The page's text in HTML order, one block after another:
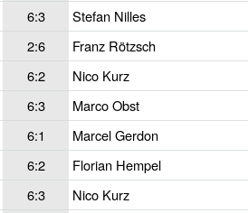
6:3
Stefan Nilles
2:6
Franz Rötzsch
6:2
Nico Kurz
6:3
Marco Obst
6:1
Marcel Gerdon
6:2
Florian Hempel
6:3
Nico Kurz